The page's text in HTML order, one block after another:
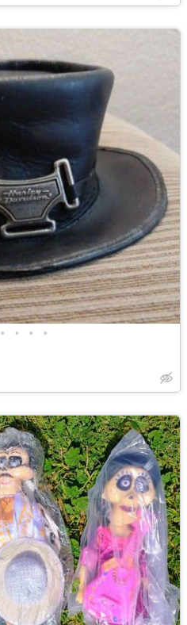
• • • •